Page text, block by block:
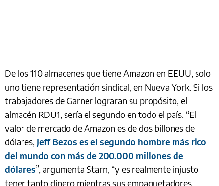
De los 110 almacenes que tiene Amazon en EEUU, solo
uno tiene representación sindical, en Nueva York. Si los
trabajadores de Garner lograran su propósito, el
almacén RDU1, sería el segundo en todo el país. “El
valor de mercado de Amazon es de dos billones de
dólares, Jeff Bezos es el segundo hombre más rico
del mundo con más de 200.000 millones de
dólares”, argumenta Starn, “y es realmente injusto
tener tanto dinero mientras sus empaquetadores